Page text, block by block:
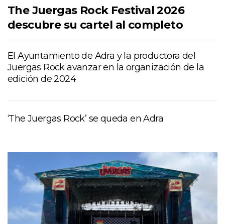
The Juergas Rock Festival 2026
descubre su cartel al completo
El Ayuntamiento de Adra y la productora del
Juergas Rock avanzar en la organización de la
edición de 2024
‘The Juergas Rock’ se queda en Adra